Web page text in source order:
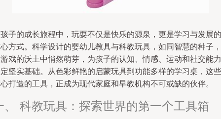
子的成长旅程中，玩耍不仅是快乐的源泉，更是学习与发展的
方式。科学设计的婴幼儿教具与科教玩具，如同智慧的种子，
戏的沃土中悄然萌芽，为孩子的认知、情感、运动和社交能力
坚实基础。从色彩鲜艳的启蒙玩具到功能多样的学习桌，这些
打造的工具，正成为现代家庭和早教机构不可或缺的伙伴。
、 科教玩具：探索世界的第一个工具箱